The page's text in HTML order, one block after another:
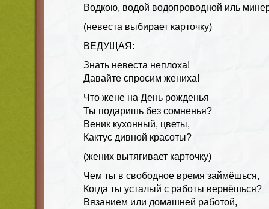
Водкою, водой водопроводной иль
(невеста выбирает карточку)
ВЕДУЩАЯ:
Знать невеста неплоха!
Давайте спросим жениха!
Что жене на День рожденья
Ты подаришь без сомненья?
Веник кухонный, цветы,
Кактус дивной красоты?
(жених вытягивает карточку)
Чем ты в свободное время займёшься,
Когда ты усталый с работы вернёшься?
Вязанием или домашней работой,